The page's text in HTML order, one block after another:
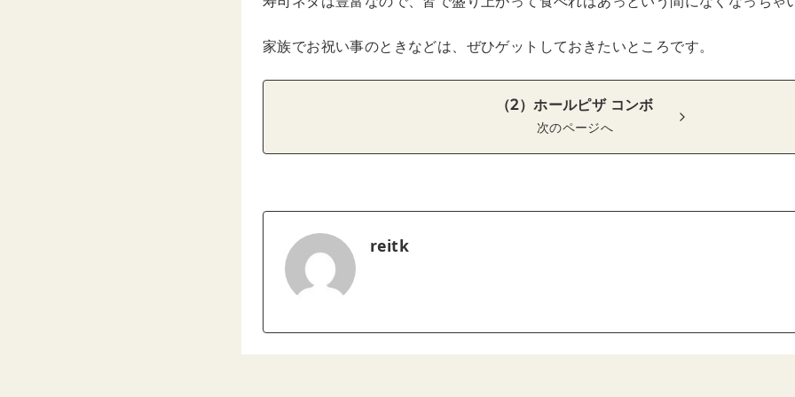
家族でお祝い事のときなどは、ぜひゲットしておきたいところです。
（2）ホールピザ コンボ
次のページへ
reitk